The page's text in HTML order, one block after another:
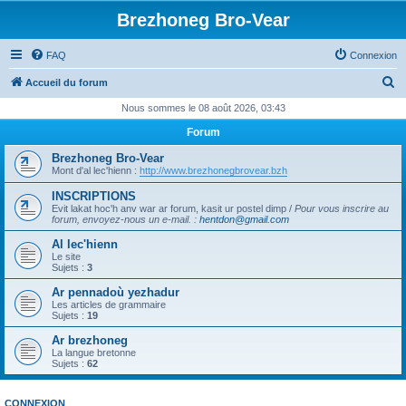
Brezhoneg Bro-Vear
FAQ Connexion
Accueil du forum
h
h
r
Nous sommes le 08 août 2026, 03:43
Forum
Brezhoneg Bro-Vear
Mont d'al lec'hienn : http://www.brezhonegbrovear.bzh
INSCRIPTIONS
Evit lakat hoc'h anv war ar forum, kasit ur postel dimp / Pour vous inscrire au
forum, envoyez-nous un e-mail. : hentdon@gmail.com
Al lec'hienn
Le site
Sujets : 3
Ar pennadoù yezhadur
Les articles de grammaire
Sujets : 19
Ar brezhoneg
La langue bretonne
Sujets : 62
CONNEXION